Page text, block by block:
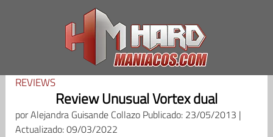
REVIEWS
Review Unusual Vortex dual
porAlejandra Guisande Collazo Publicado: 23/05/2013 |
Actualizado: 09/03/2022